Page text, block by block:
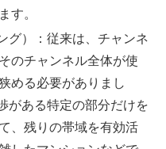
す。
グ）：従来は、チャンネ
のチャンネル全体が使
める必要がありまし
がある特定の部分だけを
、残りの帯域を有効活